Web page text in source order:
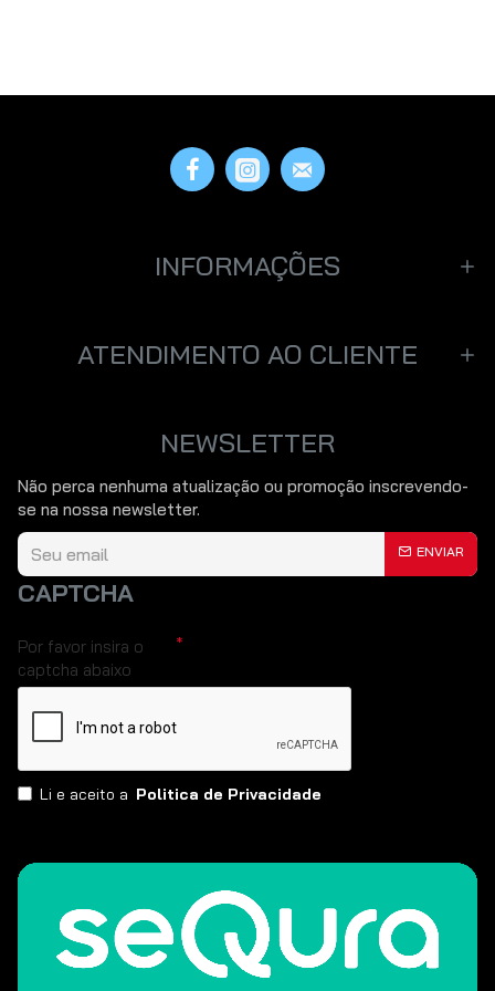
INFORMAÇÕES
ATENDIMENTO AO CLIENTE
NEWSLETTER
Não perca nenhuma atualização ou promoção inscrevendo-
se na nossa newsletter.
ENVIAR
CAPTCHA
Por favor insira o
captcha abaixo
Li e aceito a Politica de Privacidade